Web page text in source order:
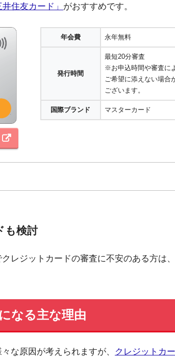
住友カード」 がおすすめです。
年会費 永年無料
発行時間
最短20分審査
※お申込時間や審査に
ご希望に添えない場合
ございます。
国際ブランド マスターカード
質年率）は業界最安水準
グ利用可能
績
も検討
レジットカードの審査に不安のある方は、
なる主な理由
な原因が考えられますが、 クレジットカ